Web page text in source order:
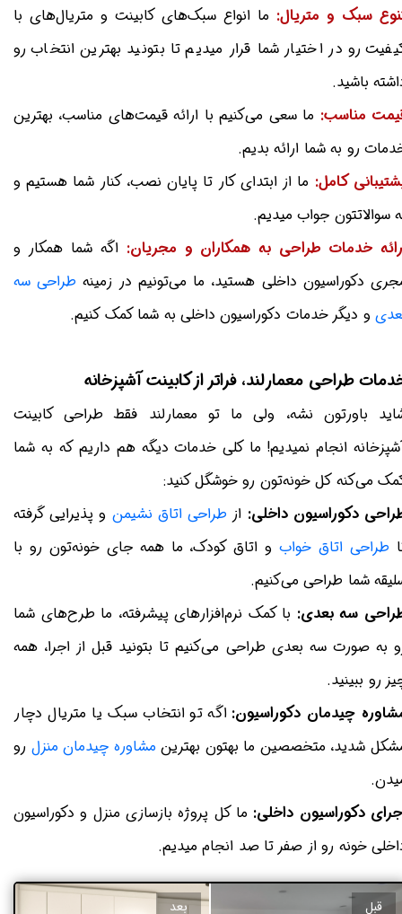
سبک و متریال: ما انواع سبک‌های کابینت و متریال‌های با
رو در اختیار شما قرار میدیم تا بتونید بهترین انتخاب رو
باشید.
مناسب: ما سعی می‌کنیم با ارائه قیمت‌های مناسب، بهترین
رو به شما ارائه بدیم.
کامل: ما از ابتدای کار تا پایان نصب، کنار شما هستیم و
سوالاتتون جواب میدیم.
خدمات طراحی به همکاران و مجریان: اگه شما همکار و
دکوراسیون داخلی هستید، ما می‌تونیم در زمینه طراحی سه
و دیگر خدمات دکوراسیون داخلی به شما کمک کنیم.
طراحی معمارلند، فراتر از کابینت آشپزخانه
باورتون نشه، ولی ما تو معمارلند فقط طراحی کابینت
انجام نمیدیم! ما کلی خدمات دیگه هم داریم که به شما
می‌کنه کل خونه‌تون رو خوشگل کنید:
دکوراسیون داخلی: از طراحی اتاق نشیمن و پذیرایی گرفته
طراحی اتاق خوابو اتاق کودک، ما همه جای خونه‌تون رو با
شما طراحی می‌کنیم.
سه بعدی: با کمک نرم‌افزارهای پیشرفته، ما طرح‌های شما
به صورت سه بعدی طراحی می‌کنیم تا بتونید قبل از اجرا، همه
رو ببینید.
چیدمان دکوراسیون: اگه تو انتخاب سبک یا متریال دچار
شدید، متخصصین ما بهتون بهترین مشاوره چیدمان منزل رو
دکوراسیون داخلی: ما کل پروژه بازسازی منزل و دکوراسیون
خونه رو از صفر تا صد انجام میدیم.
قبل بعد